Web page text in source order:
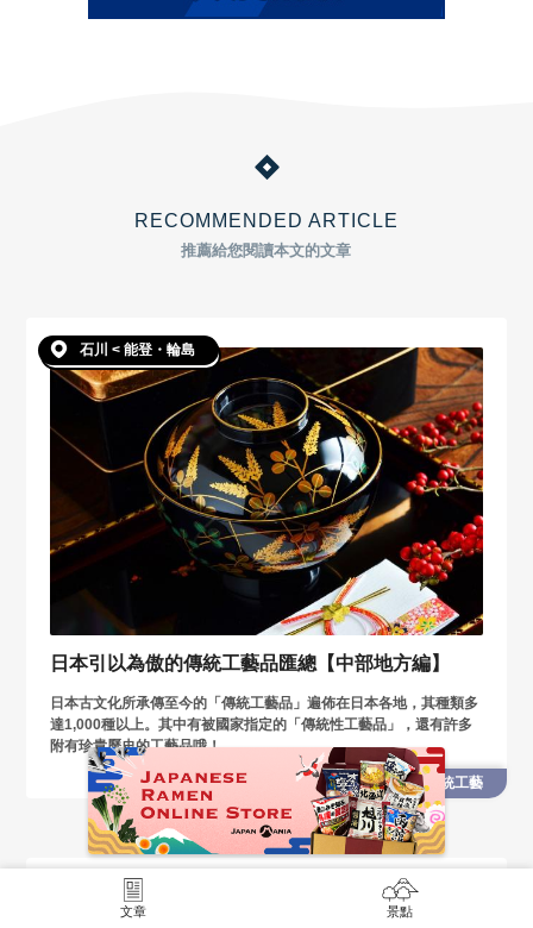
RECOMMENDED ARTICLE
推薦給您閱讀本文的文章
石川 < 能登・輪島
日本引以為傲的傳統工藝品匯總【中部地方編】
日本古文化所承傳至今的「傳統工藝品」遍佈在日本各地，其種類多
達1,000種以上。其中有被國家指定的「傳統性工藝品」，還有許多
附有珍貴歷史的工藝品哦！
傳統工藝
石川 < 能登・輪島
文章 景點